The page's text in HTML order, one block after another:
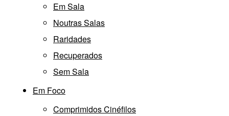
Em Sala
Noutras Salas
Raridades
Recuperados
Sem Sala
Em Foco
Comprimidos Cinéfilos